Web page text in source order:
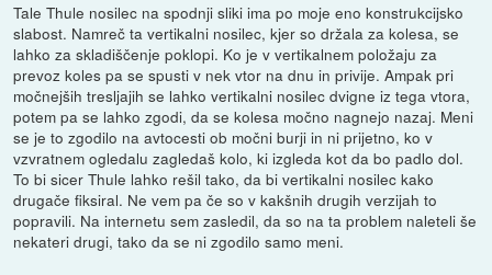
Tale Thule nosilec na spodnji sliki ima po moje eno konstrukcijsko
slabost. Namreč ta vertikalni nosilec, kjer so držala za kolesa, se
lahko za skladiščenje poklopi. Ko je v vertikalnem položaju za
prevoz koles pa se spusti v nek vtor na dnu in privije. Ampak pri
močnejših tresljajih se lahko vertikalni nosilec dvigne iz tega vtora,
potem pa se lahko zgodi, da se kolesa močno nagnejo nazaj. Meni
se je to zgodilo na avtocesti ob močni burji in ni prijetno, ko v
vzvratnem ogledalu zagledaš kolo, ki izgleda kot da bo padlo dol.
To bi sicer Thule lahko rešil tako, da bi vertikalni nosilec kako
drugače fiksiral. Ne vem pa če so v kakšnih drugih verzijah to
popravili. Na internetu sem zasledil, da so na ta problem naleteli še
nekateri drugi, tako da se ni zgodilo samo meni.